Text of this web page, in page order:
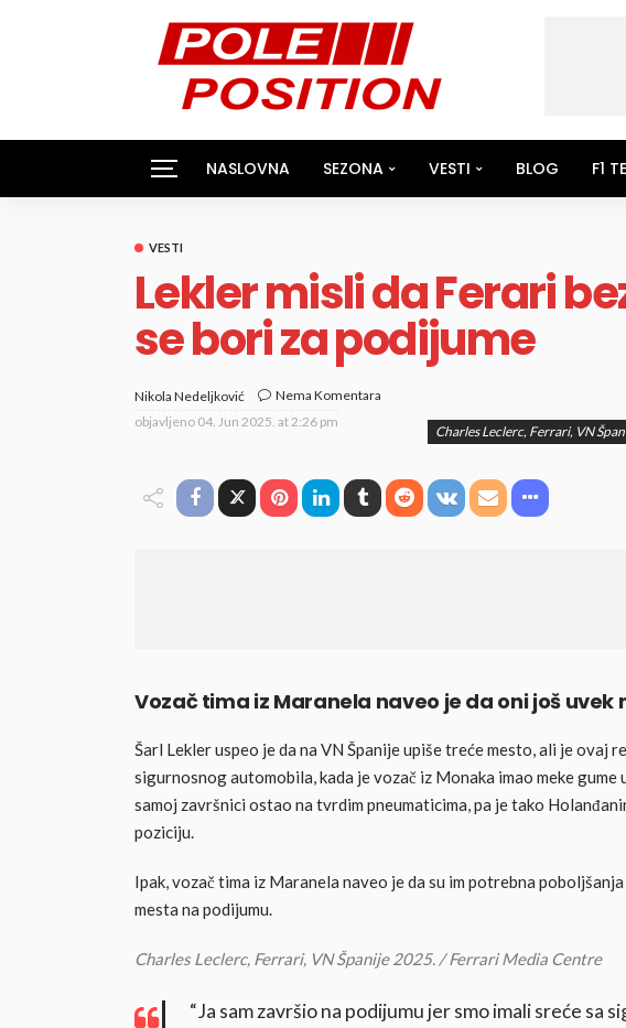
NASLOVNA SEZONA VESTI BLOG F1
VESTI
Lekler misli da Ferari
se bori za podijume
Nikola Nedeljković
Nema Komentara
objavljeno 04. Jun 2025. at 2:26 pm
Charles Leclerc, Ferrari, VN
Vozač tima iz Maranela naveo je da oni još
Šarl Lekler uspeo je da na VN Španije upiše treće mesto, ali je ovaj
sigurnosnog automobila, kada je vozač iz Monaka imao meke gume
samoj završnici ostao na tvrdim pneumaticima, pa je tako
poziciju.
Ipak, vozač tima iz Maranela naveo je da su im potrebna
mesta na podijumu.
Charles Leclerc, Ferrari, VN Španije 2025. / Ferrari Media Centre
“Ja sam završio na podijumu jer smo imali sreće sa